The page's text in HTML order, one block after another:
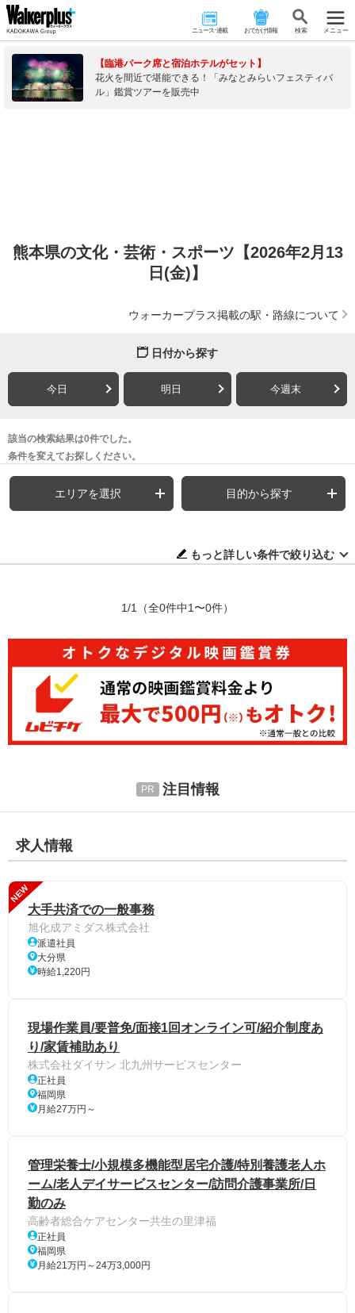
ニュース･連載 おでかけ情報 検 索 メニュー
【臨港パーク席と宿泊ホテルがセット】
花火を間近で堪能できる！「みなとみらいフェスティバ
ル」鑑賞ツアーを販売中
熊本県の文化・芸術・スポーツ【2026年2月13
日(金)】
ウォーカープラス掲載の駅・路線について
日付から探す
今日 明日 今週末
該当の検索結果は0件でした。
条件を変えてお探しください。
エリアを選択 目的から探す
もっと詳しい条件で絞り込む
1/1 （全0件中1〜0件）
注目情報
求人情報
NEW
大手共済での一般事務
旭化成アミダス株式会社
派遣社員
大分県
時給1,220円
現場作業員/要普免/面接1回オンライン可/紹介制度あ
り/家賃補助あり
株式会社ダイサン 北九州サービスセンター
正社員
福岡県
月給27万円～
管理栄養士/小規模多機能型居宅介護/特別養護老人ホ
ーム/老人デイサービスセンター/訪問介護事業所/日
勤のみ
高齢者総合ケアセンター共生の里津福
正社員
福岡県
月給21万円～24万3,000円